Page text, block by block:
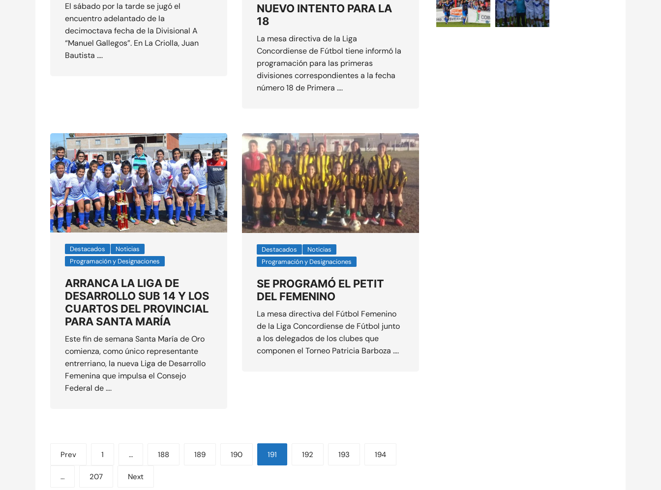
El sábado por la tarde se jugó el
encuentro adelantado de la
decimoctava fecha de la Divisional A
“Manuel Gallegos”. En La Criolla, Juan
Bautista ….
NUEVO INTENTO PARA LA
18
La mesa directiva de la Liga
Concordiense de Fútbol tiene informó la
programación para las primeras
divisiones correspondientes a la fecha
número 18 de Primera ….
Destacados
Noticias
Programación y Designaciones
ARRANCA LA LIGA DE
DESARROLLO SUB 14 Y LOS
CUARTOS DEL PROVINCIAL
PARA SANTA MARÍA
Este fin de semana Santa María de Oro
comienza, como único representante
entrerriano, la nueva Liga de Desarrollo
Femenina que impulsa el Consejo
Federal de ….
Destacados
Noticias
Programación y Designaciones
SE PROGRAMÓ EL PETIT
DEL FEMENINO
La mesa directiva del Fútbol Femenino
de la Liga Concordiense de Fútbol junto
a los delegados de los clubes que
componen el Torneo Patricia Barboza ….
Paginación
Prev 1 … 188 189 190 191 192 193 194
… 207 Next